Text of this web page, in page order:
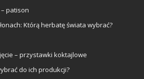
patison
Którą herbatę świata wybrać?
– przystawki koktajlowe
do ich produkcji?